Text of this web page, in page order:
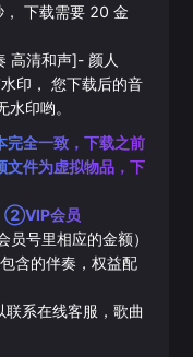
下载需要 20 金
高清和声]- 颜人
印， 您下载后的音
印哟。
完全一致，下载之前
文件为虚拟物品，下
②VIP会员
号里相应的金额）
含的伴奏，权益配
系在线客服，歌曲